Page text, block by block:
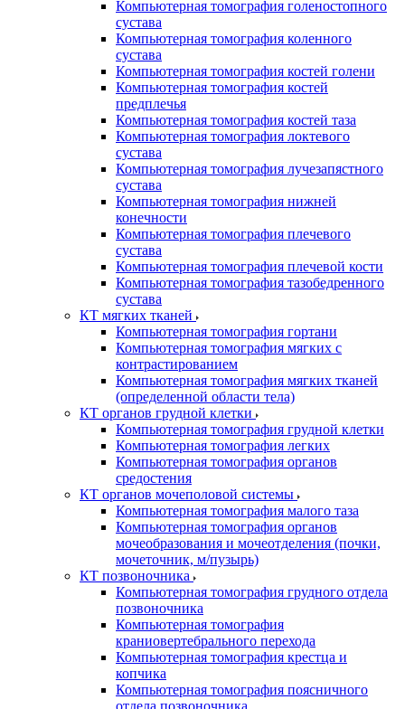
Компьютерная томография голеностопного
сустава
Компьютерная томография коленного
сустава
Компьютерная томография костей голени
Компьютерная томография костей
предплечья
Компьютерная томография костей таза
Компьютерная томография локтевого
сустава
Компьютерная томография лучезапястного
сустава
Компьютерная томография нижней
конечности
Компьютерная томография плечевого
сустава
Компьютерная томография плечевой кости
Компьютерная томография тазобедренного
сустава
КТ мягких тканей
Компьютерная томография гортани
Компьютерная томография мягких с
контрастированием
Компьютерная томография мягких тканей
(определенной области тела)
КТ органов грудной клетки
Компьютерная томография грудной клетки
Компьютерная томография легких
Компьютерная томография органов
средостения
КТ органов мочеполовой системы
Компьютерная томография малого таза
Компьютерная томография органов
мочеобразования и мочеотделения (почки,
мочеточник, м/пузырь)
КТ позвоночника
Компьютерная томография грудного отдела
позвоночника
Компьютерная томография
краниовертебрального перехода
Компьютерная томография крестца и
копчика
Компьютерная томография поясничного
отдела позвоночника